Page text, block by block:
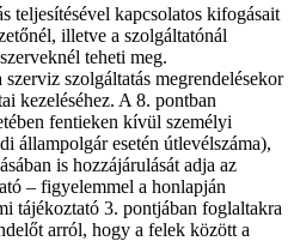
teljesítésével kapcsolatos kifogásait
illetve a szolgáltatónál
teheti meg.
szolgáltatás megrendelésekor
kezeléséhez. A 8. pontban
fentieken kívül személyi
állampolgár esetén útlevélszáma),
is hozzájárulását adja az
– figyelemmel a honlapján
tájékoztató 3. pontjában foglaltakra
arról, hogy a felek között a